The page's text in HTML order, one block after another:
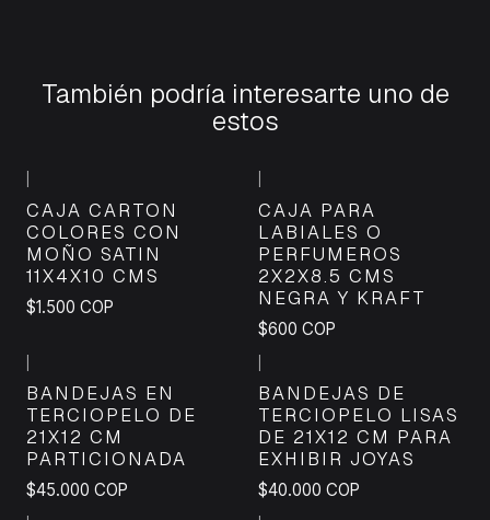
También podría interesarte uno de
estos
CAJA CARTON
COLORES CON
MOÑO SATIN
11X4X10 CMS
$1.500 COP
CAJA PARA
LABIALES O
PERFUMEROS
2X2X8.5 CMS
NEGRA Y KRAFT
$600 COP
BANDEJAS EN
TERCIOPELO DE
21X12 CM
PARTICIONADA
$45.000 COP
BANDEJAS DE
TERCIOPELO LISAS
DE 21X12 CM PARA
EXHIBIR JOYAS
$40.000 COP